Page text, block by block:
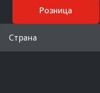
Розница
Страна